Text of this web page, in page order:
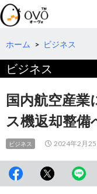
検
索
コ
テ
へ
移
動
ホーム > ビジネス
ビジネス
国内航空産業
ス機返却整備
ビジネス 2024年2月25